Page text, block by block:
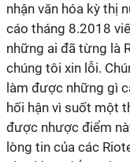
nhận văn hóa kỳ thị
cáo tháng 8.2018
những ai đã từng là
chúng tôi xin lỗi.
làm được những gì
hối hận vì suốt một
được nhược điểm
lòng tin của các